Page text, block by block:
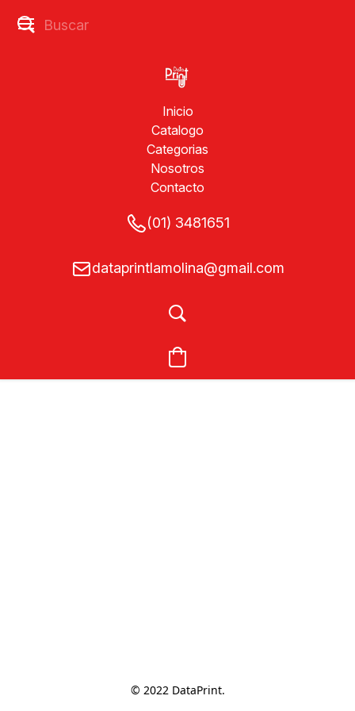
Inicio
Catalogo
Categorias
Nosotros
Contacto
(01) 3481651
dataprintlamolina@gmail.com
© 2022 DataPrint.